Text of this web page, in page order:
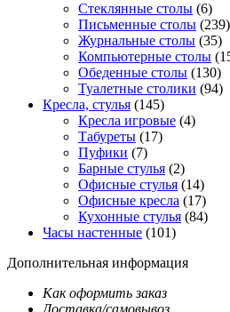
Стеклянные столы (6)
Письменные столы (239)
Журнальные столы (35)
Компьютерные столы
Обеденные столы (130)
Туалетные столики (94)
Кресла, стулья (145)
Кресла игровые (4)
Табуреты (17)
Пуфики (7)
Барные стулья (2)
Офисные стулья (14)
Офисные кресла (17)
Кухонные стулья (84)
Часы настенные (101)
Дополнительная информация
Как оформить заказ